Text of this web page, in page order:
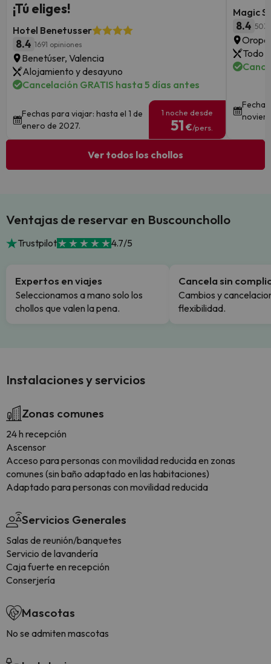
¡Tú eliges!
Hotel Benetusser
8.4 1691 opiniones
Benetúser, Valencia
Alojamiento y desayuno
Cancelación GRATIS hasta 5 días antes
Fechas para viajar: hasta el 1 de
enero de 2027.
1 noche desde
51 €/pers.
Magic
8.4 503
Todo
Ver todos los chollos
Ventajas de reservar en Buscounchollo
Trustpilot 4.7/5
Expertos en viajes
Seleccionamos a mano solo los
chollos que valen la pena.
Cancela sin
Cambios y
flexibilidad.
Instalaciones y servicios
Zonas comunes
24 h recepción
Ascensor
Acceso para personas con movilidad reducida en zonas
comunes (sin baño adaptado en las habitaciones)
Adaptado para personas con movilidad reducida
Servicios Generales
Salas de reunión/banquetes
Servicio de lavandería
Caja fuerte en recepción
Conserjería
Mascotas
No se admiten mascotas